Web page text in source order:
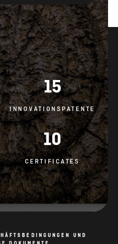
15
INNOVATIONSPATENTE
10
CERTIFICATES
UND